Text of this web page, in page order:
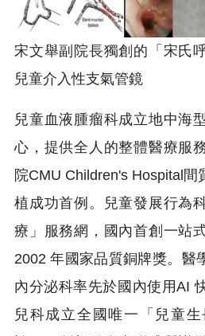
宋文舉副院長獨創的「宋氏
兒童介入性支氣管鏡
兒童血液腫瘤科成立地中海
心，提供全人的整體醫療服
院CMU Children's Hospital間
植成功首例。兒童發展行為
療」服務網，國內首創一站
2002 年國家品質銅牌獎。醫
內分泌科率先於國內使用AI
兒科成立全國唯一「兒童